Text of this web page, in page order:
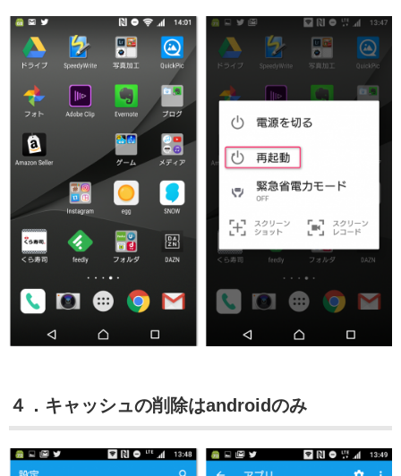
４．キャッシュの削除はandroidのみ